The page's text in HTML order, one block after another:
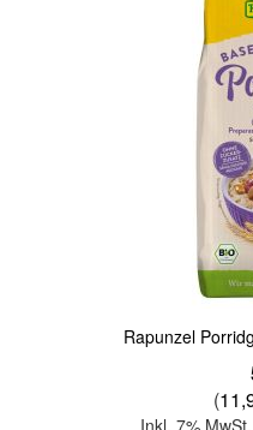
Rapunzel
(
Inkl. 7% MwSt.